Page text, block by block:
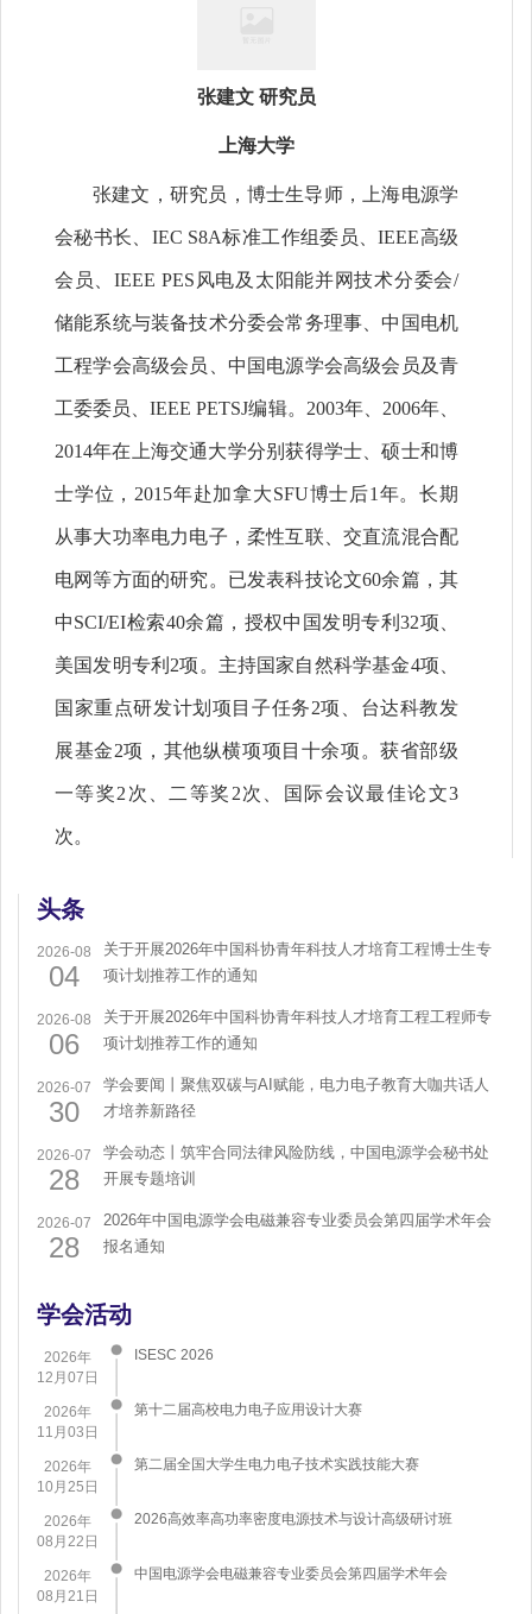
张建文 研究员
上海大学
张建文，研究员，博士生导师，上海电源学
会秘书长、IEC S8A标准工作组委员、IEEE高级
会员、IEEE PES风电及太阳能并网技术分委会/
储能系统与装备技术分委会常务理事、中国电机
工程学会高级会员、中国电源学会高级会员及青
工委委员、IEEE PETSJ编辑。2003年、2006年、
2014年在上海交通大学分别获得学士、硕士和博
士学位，2015年赴加拿大SFU博士后1年。长期
从事大功率电力电子，柔性互联、交直流混合配
电网等方面的研究。已发表科技论文60余篇，其
中SCI/EI检索40余篇，授权中国发明专利32项、
美国发明专利2项。主持国家自然科学基金4项、
国家重点研发计划项目子任务2项、台达科教发
展基金2项，其他纵横项项目十余项。获省部级
一等奖2次、二等奖2次、国际会议最佳论文3
次。
头条
2026-08
04
关于开展2026年中国科协青年科技人才培育工程博士生专
项计划推荐工作的通知
2026-08
06
关于开展2026年中国科协青年科技人才培育工程工程师专
项计划推荐工作的通知
2026-07
30
学会要闻丨聚焦双碳与AI赋能，电力电子教育大咖共话人
才培养新路径
2026-07
28
学会动态丨筑牢合同法律风险防线，中国电源学会秘书处
开展专题培训
2026-07
28
2026年中国电源学会电磁兼容专业委员会第四届学术年会
报名通知
学会活动
2026年
12月07日
ISESC 2026
2026年
11月03日
第十二届高校电力电子应用设计大赛
2026年
10月25日
第二届全国大学生电力电子技术实践技能大赛
2026年
08月22日
2026高效率高功率密度电源技术与设计高级研讨班
2026年
08月21日
中国电源学会电磁兼容专业委员会第四届学术年会